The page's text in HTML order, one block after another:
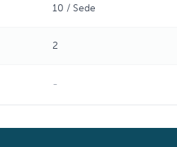
10 / Sede
2
-